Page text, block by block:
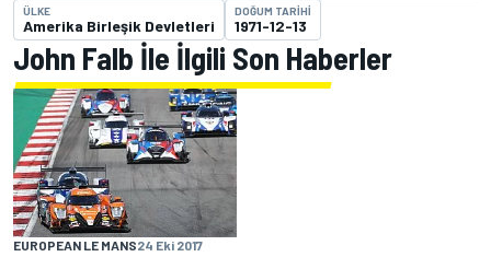
ÜLKE
Amerika Birleşik Devletleri
DOĞUM TARIHI
1971-12-13
John Falb İle İlgili Son Haberler
EUROPEAN LE MANS24 Eki 2017